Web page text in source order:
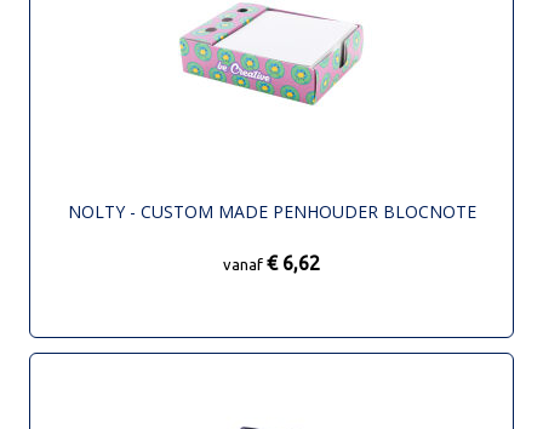
NOLTY - CUSTOM MADE PENHOUDER BLOCNOTE
vanaf € 6,62